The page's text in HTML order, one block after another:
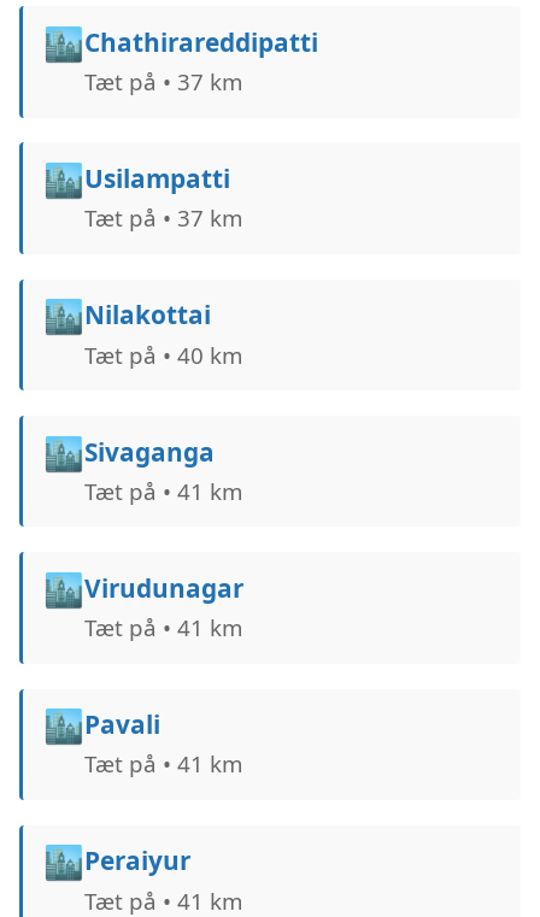
🏙️Chathirareddipatti
Tæt på • 37 km
🏙️Usilampatti
Tæt på • 37 km
🏙️Nilakottai
Tæt på • 40 km
🏙️Sivaganga
Tæt på • 41 km
🏙️Virudunagar
Tæt på • 41 km
🏙️Pavali
Tæt på • 41 km
🏙️Peraiyur
Tæt på • 41 km